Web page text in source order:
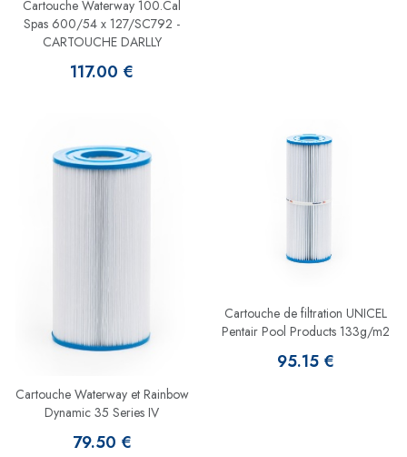
Cartouche Waterway 100.Cal
Spas 600/54 x 127/SC792 -
CARTOUCHE DARLLY
117.00 €
Cartouche Waterway et Rainbow
Dynamic 35 Series IV
79.50 €
Cartouche de filtration UNICEL
Pentair Pool Products 133g/m2
95.15 €